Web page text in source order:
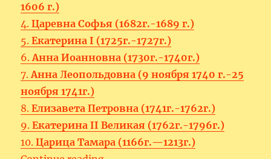
1606 г.)
4.Царевна Софья (1682г.-1689 г.)
5.Екатерина I (1725г.-1727г.)
6.Анна Иоанновна (1730г.-1740г.)
7.Анна Леопольдовна (9 ноября 1740 г.-25
ноября 1741г.)
8.Елизавета Петровна (1741г.-1762г.)
9.Екатерина II Великая (1762г.-1796г.)
10.Царица Тамара (1166г.—1213г.)